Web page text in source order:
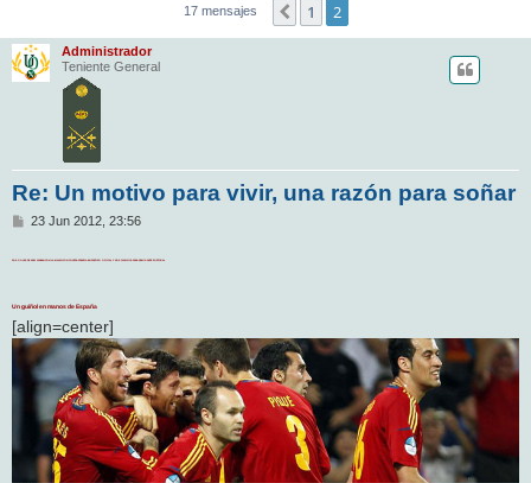
17 mensajes Anterior
1 2
Administrador
Teniente General
Re: Un motivo para vivir, una razón para soñar
M
s
e
23 Jun 2012, 23:56
DOS GOLES DE XABI ACABAN CON LA MALDICIÓN CONTRA FRANCIA EN PARTIDO OFICIAL Y NOS CLASIFICA PARA SEMIS ANTE PORTUGAL
Un guiñol en manos de España
[align=center]